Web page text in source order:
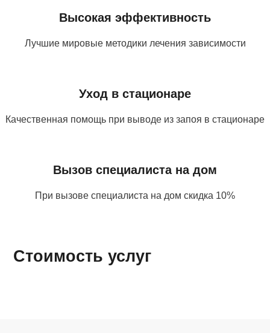
Высокая эффективность
Лучшие мировые методики лечения зависимости
Уход в стационаре
Качественная помощь при выводе из запоя в стационаре
Вызов специалиста на дом
При вызове специалиста на дом скидка 10%
Стоимость услуг